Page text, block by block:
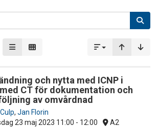
och nytta med ICNP i
CT för dokumentation och
av omvårdnad
, Jan Florin
23 maj 2023 11:00 - 12:00 A2